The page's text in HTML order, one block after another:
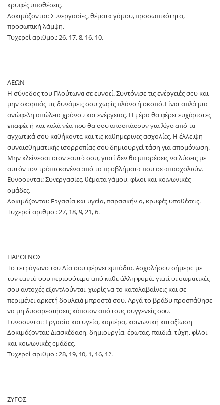
κρυφές υποθέσεις.
Δοκιμάζονται: Συνεργασίες, θέματα γάμου, προσωπικότητα,
προσωπική λάμψη.
Τυχεροί αριθμοί: 26, 17, 8, 16, 10.
ΛΕΩΝ
Η σύνοδος του Πλούτωνα σε ευνοεί. Συντόνισε τις ενέργειές σου και
μην σκορπάς τις δυνάμεις σου χωρίς πλάνο ή σκοπό. Είναι απλά μια
ανώφελη απώλεια χρόνου και ενέργειας. Η μέρα θα φέρει ευχάριστες
επαφές ή και καλά νέα που θα σου αποσπάσουν για λίγο από τα
αγχωτικά σου καθήκοντα και τις καθημερινές ασχολίες. Η έλλειψη
συναισθηματικής ισορροπίας σου δημιουργεί τάση για απομόνωση.
Μην κλείνεσαι στον εαυτό σου, γιατί δεν θα μπορέσεις να λύσεις με
αυτόν τον τρόπο κανένα από τα προβλήματα που σε απασχολούν.
Ευνοούνται: Συνεργασίες, θέματα γάμου, φίλοι και κοινωνικές
ομάδες.
Δοκιμάζονται: Εργασία και υγεία, παρασκήνιο, κρυφές υποθέσεις.
Τυχεροί αριθμοί: 27, 18, 9, 21, 6.
ΠΑΡΘΕΝΟΣ
Το τετράγωνο του Δία σου φέρνει εμπόδια. Ασχολήσου σήμερα με
τον εαυτό σου περισσότερο από κάθε άλλη φορά, γιατί οι σωματικές
σου αντοχές εξαντλούνται, χωρίς να το καταλαβαίνεις και σε
περιμένει αρκετή δουλειά μπροστά σου. Αργά το βράδυ προσπάθησε
να μη δυσαρεστήσεις κάποιον από τους συγγενείς σου.
Ευνοούνται: Εργασία και υγεία, καριέρα, κοινωνική καταξίωση.
Δοκιμάζονται: Διασκέδαση, δημιουργία, έρωτας, παιδιά, τύχη, φίλοι
και κοινωνικές ομάδες.
Τυχεροί αριθμοί: 28, 19, 10, 1, 16, 12.
ΖΥΓΟΣ